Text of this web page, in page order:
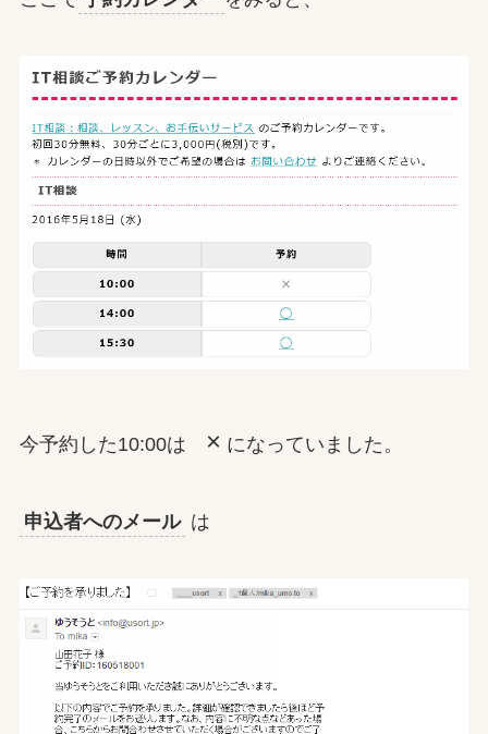
今予約した10:00は × になっていました。
申込者へのメール は